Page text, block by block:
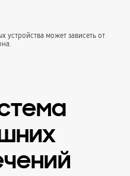
устройства может зависеть от